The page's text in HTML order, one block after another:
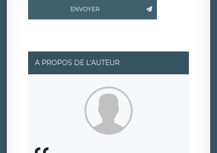
basé en France et offrant des
clauses de protection
limitation du traitement relatif à vos données à caractère
données. Vous pouvez exercer ces droits auprès du délégué
de traitement est la société LÉGAVOX, sis 9 rue Léopold
Sédar Senghor, joignable à l’adresse mail :
responsabledetraitement@legavox.fr. Vous avez également
le droit d’introduire une réclamation auprès d’une autorité
ENVOYER
A PROPOS DE L'AUTEUR